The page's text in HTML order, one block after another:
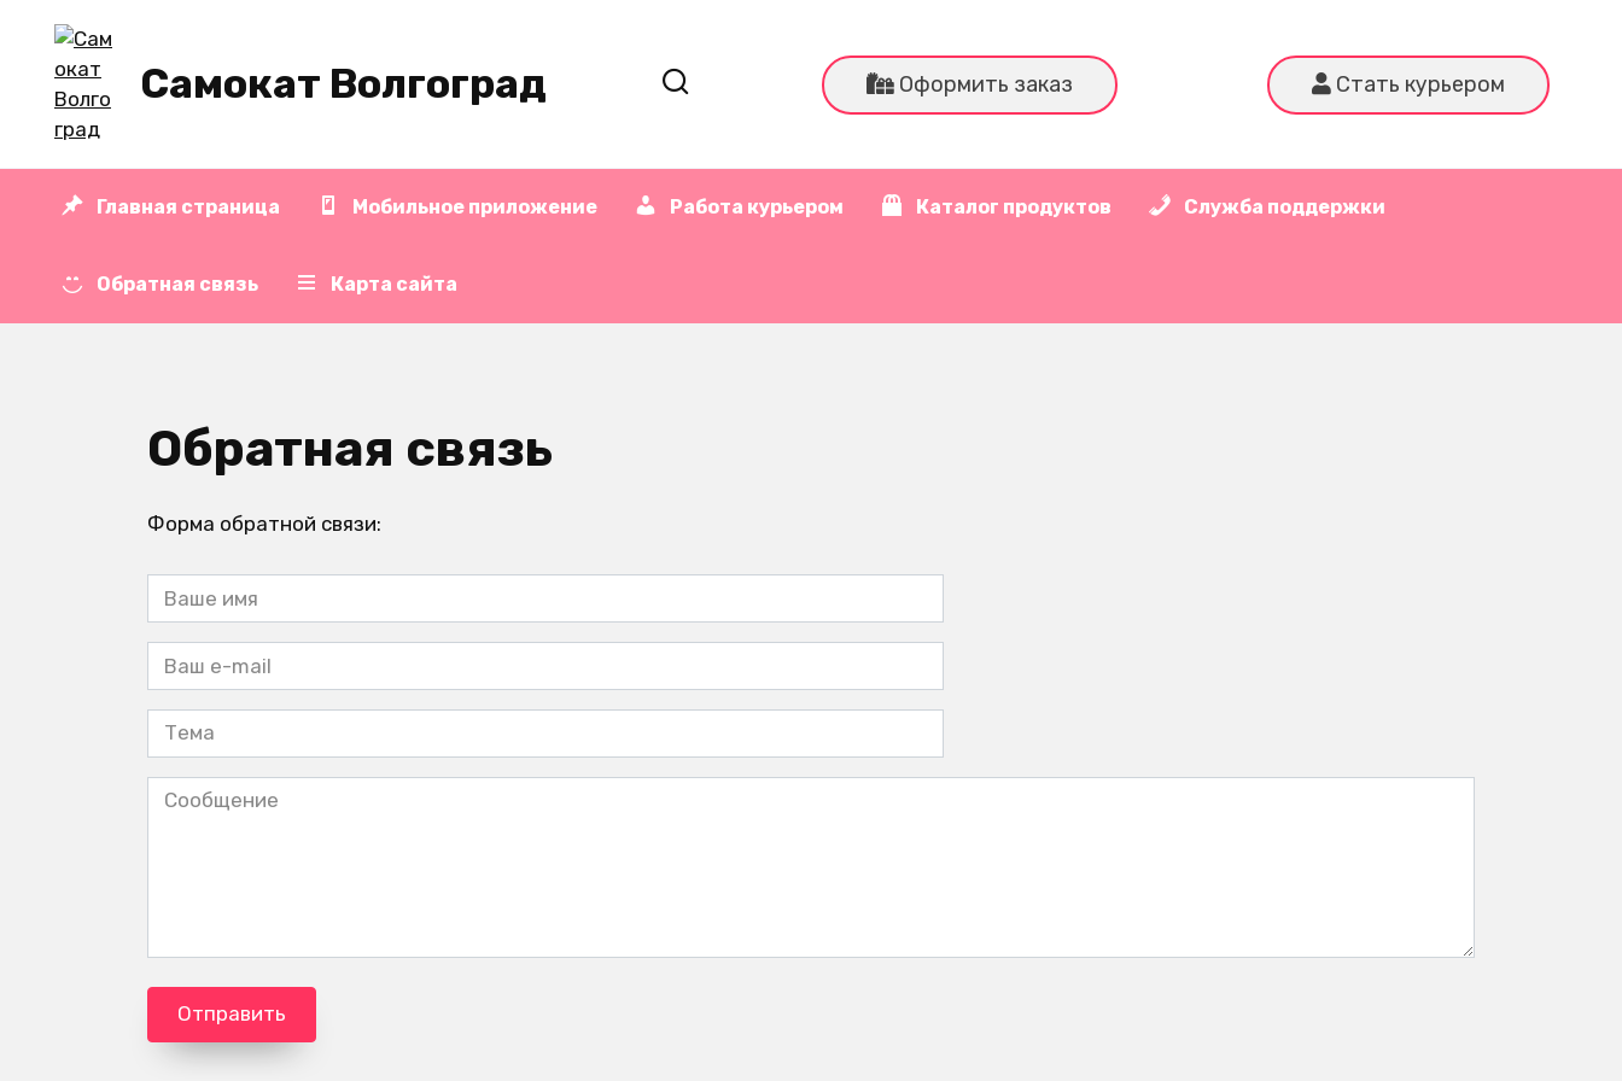
содержанию
Самокат Волгоград Оформить заказ Стать курьером
Главная страница Мобильное приложение Работа курьером Каталог продуктов Служба поддержки
Обратная связь Карта сайта
Обратная связь
Форма обратной связи:
Отправить